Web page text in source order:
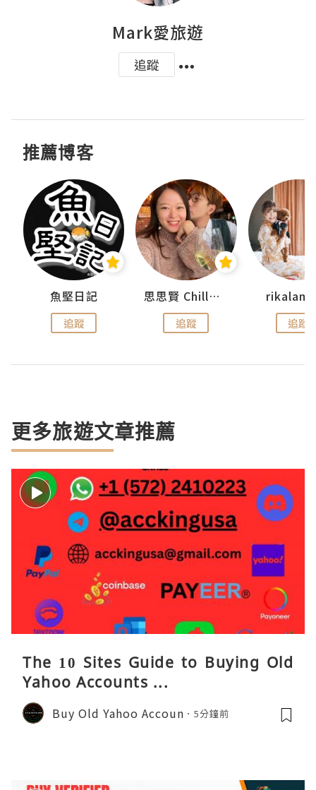
Mark愛旅遊
追蹤
推薦博客
魚堅日記
追蹤
思思賢 ChillMyBabe
追蹤 追蹤
更多旅遊文章推薦
The 10 Sites Guide to Buying Old
Yahoo Accounts ...
Buy Old Yahoo Accoun 5分鐘前